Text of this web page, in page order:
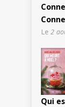
Le 2
Qui